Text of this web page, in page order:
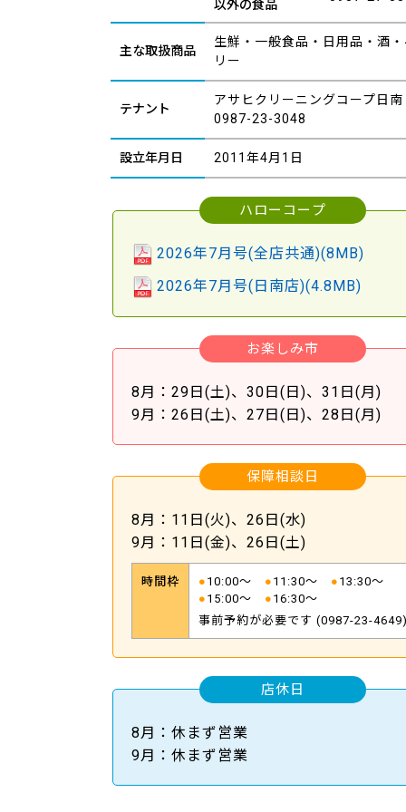
以外の食品
主な取扱商品
生鮮・一般食品・日用品・酒
リー
テナント
アサヒクリーニングコープ日南
0987-23-3048
設立年月日 2011年4月1日
ハローコープ
2026年7月号(全店共通)(8MB)
2026年7月号(日南店)(4.8MB)
お楽しみ市
8月：29日(土)、30日(日)、31日(月)
9月：26日(土)、27日(日)、28日(月)
保障相談日
8月：11日(火)、26日(水)
9月：11日(金)、26日(土)
時間枠 ● 10:00～ ● 11:30～ ● 13:30～
● 15:00～ ● 16:30～
事前予約が必要です (0987-23-4649
店休日
8月：休まず営業
9月：休まず営業